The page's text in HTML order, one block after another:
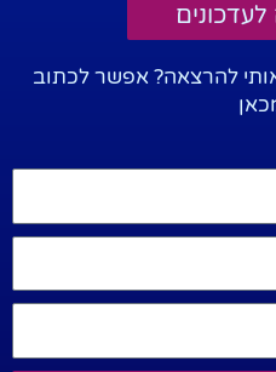
להרצאה? אפשר לכתוב